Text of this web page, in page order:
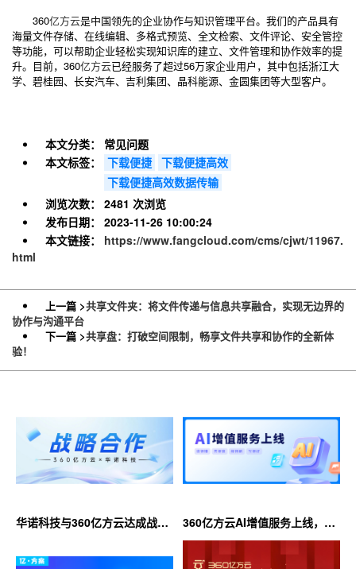
360亿方云是中国领先的企业协作与知识管理平台。我们的产品具有
海量文件存储、在线编辑、多格式预览、全文检索、文件评论、安全管控
等功能，可以帮助企业轻松实现知识库的建立、文件管理和协作效率的提
升。目前，360亿方云已经服务了超过56万家企业用户，其中包括浙江大
学、碧桂园、长安汽车、吉利集团、晶科能源、金圆集团等大型客户。
本文分类：
常见问题
本文标签：
下载便捷 下载便捷高效
下载便捷高效数据传输
浏览次数：
2481 次浏览
发布日期：
2023-11-26 10:00:24
本文链接：
https://www.fangcloud.com/cms/cjwt/11967.
html
上一篇 >共享文件夹：将文件传递与信息共享融合，实现无边界的
协作与沟通平台
下一篇 >共享盘：打破空间限制，畅享文件共享和协作的全新体
验！
华诺科技与360亿方云达成战略
360亿方云AI增值服务上线，超
大限时优惠等你来！